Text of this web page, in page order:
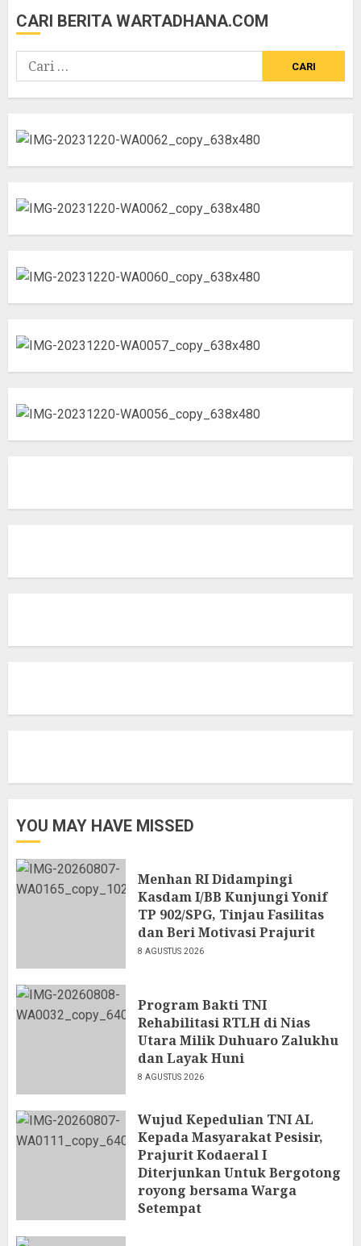
CARI BERITA WARTADHANA.COM
Cari
untuk:
YOU MAY HAVE MISSED
Menhan RI Didampingi
Kasdam I/BB Kunjungi Yonif
TP 902/SPG, Tinjau Fasilitas
dan Beri Motivasi Prajurit
8 AGUSTUS 2026
Program Bakti TNI
Rehabilitasi RTLH di Nias
Utara Milik Duhuaro Zalukhu
dan Layak Huni
8 AGUSTUS 2026
Wujud Kepedulian TNI AL
Kepada Masyarakat Pesisir,
Prajurit Kodaeral I
Diterjunkan Untuk Bergotong
royong bersama Warga
Setempat